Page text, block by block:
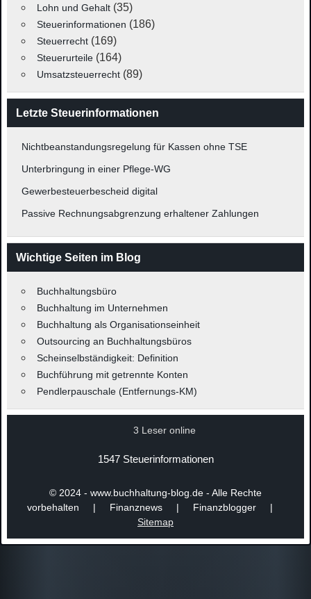
Lohn und Gehalt(35)
Steuerinformationen (186)
Steuerrecht(169)
Steuerurteile(164)
Umsatzsteuerrecht(89)
Letzte Steuerinformationen
Nichtbeanstandungsregelung für Kassen ohne TSE
Unterbringung in einer Pflege-WG
Gewerbesteuerbescheid digital
Passive Rechnungsabgrenzung erhaltener Zahlungen
Wichtige Seiten im Blog
Buchhaltungsbüro
Buchhaltung im Unternehmen
Buchhaltung als Organisationseinheit
Outsourcing an Buchhaltungsbüros
Scheinselbständigkeit: Definition
Buchführung mit getrennte Konten
Pendlerpauschale (Entfernungs-KM)
3 Leser online
1547 Steuerinformationen
© 2024 - www.buchhaltung-blog.de - Alle Rechte
vorbehalten | Finanznews | Finanzblogger |
Sitemap